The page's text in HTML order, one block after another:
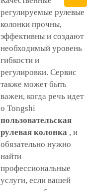
регулируемые рулевые
колонки прочны,
эффективны и создают
необходимый уровень
гибкости и
регулировки. Сервис
также может быть
важен, когда речь идет
о Tongshi
пользовательская
рулевая колонка , и
обязательно нужно
найти
профессиональные
услуги, если вашей